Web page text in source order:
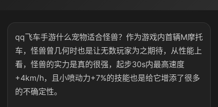
qq飞车手游什么宠物适合怪兽？作为游戏内首辆M摩托
车，怪兽曾几何时也是让无数玩家为之期待，从性能上
看，怪兽的实力是真的很强，起步30s内最高速度
+4km/h，且小喷动力+7%的技能也是给它增添了很多
的不确定性。